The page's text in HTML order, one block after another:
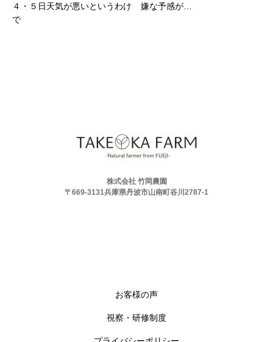
４・５日天気が悪いというわけ
で
嫌な予感が…
株式会社 竹岡農園
〒669-3131兵庫県丹波市山南町谷川2787-1
お客様の声
視察・研修制度